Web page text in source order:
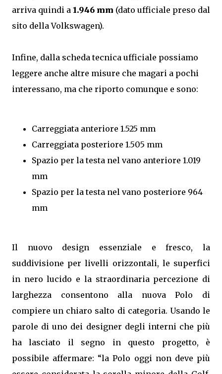
arriva quindi a 1.946 mm (dato ufficiale preso dal
sito della Volkswagen).
Infine, dalla scheda tecnica ufficiale possiamo
leggere anche altre misure che magari a pochi
interessano, ma che riporto comunque e sono:
Carreggiata anteriore 1.525 mm
Carreggiata posteriore 1.505 mm
Spazio per la testa nel vano anteriore 1.019
mm
Spazio per la testa nel vano posteriore 964
mm
Il nuovo design essenziale e fresco, la
suddivisione per livelli orizzontali, le superfici
in nero lucido e la straordinaria percezione di
larghezza consentono alla nuova Polo di
compiere un chiaro salto di categoria. Usando le
parole di uno dei designer degli interni che più
ha lasciato il segno in questo progetto, è
possibile affermare: “la Polo oggi non deve più